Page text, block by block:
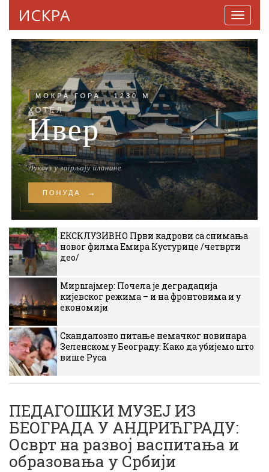
ИСКРА
ЕКСКЛУЗИВНО Први кадрови са снимања
новог филма Емира Кустурице /четврти
део/
Миршајмер: Почела је деградација
кијевског режима – и на фронтовима и у
економији
Скандалозно питање немачког новинара
Зеленском у Београду: Како да убијемо што
више Руса
ПЕДАГОШКИ МУЗЕЈ ИЗ
БЕОГРАДА У АНДРИЋГРАДУ:
Осврт на развој васпитања и
образовања у Србији